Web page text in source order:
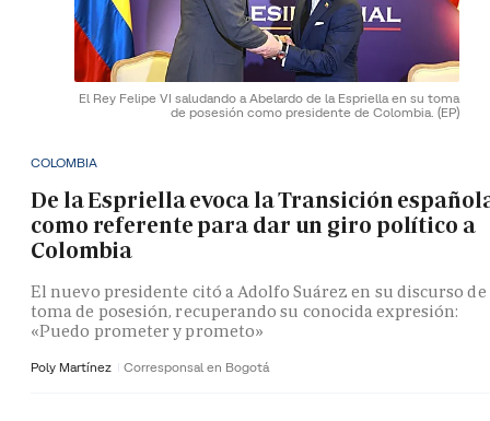
El Rey Felipe VI saludando a Abelardo de la Espriella en su toma
de posesión como presidente de Colombia. (EP)
COLOMBIA
De la Espriella evoca la Transición
como referente para dar un giro político a
Colombia
El nuevo presidente citó a Adolfo Suárez en su discurso de
toma de posesión, recuperando su conocida expresión:
«Puedo prometer y prometo»
Poly Martínez Corresponsal en Bogotá